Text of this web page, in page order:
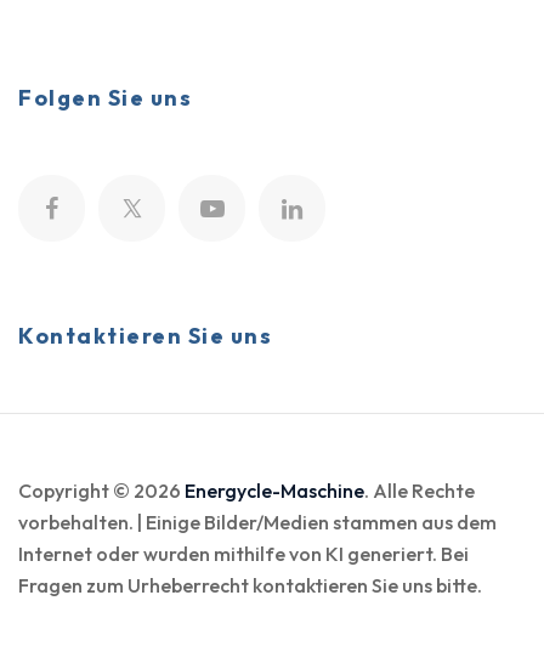
Folgen Sie uns
Kontaktieren Sie uns
Copyright © 2026 Energycle-Maschine. Alle Rechte
vorbehalten. | Einige Bilder/Medien stammen aus dem
Internet oder wurden mithilfe von KI generiert. Bei
Fragen zum Urheberrecht kontaktieren Sie uns bitte.